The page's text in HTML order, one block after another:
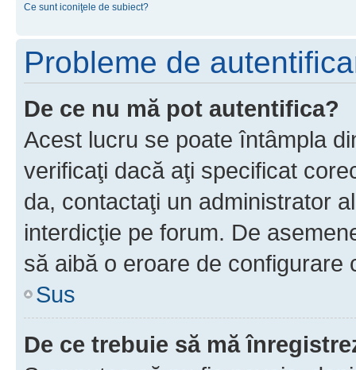
Ce sunt iconiţele de subiect?
Probleme de
De ce nu mă pot autentifica?
Acest lucru se poate întâmpla
verificaţi dacă aţi specificat
da, contactaţi un administrator
interdicţie pe forum. De
să aibă o eroare de configurare
Sus
De ce trebuie să mă